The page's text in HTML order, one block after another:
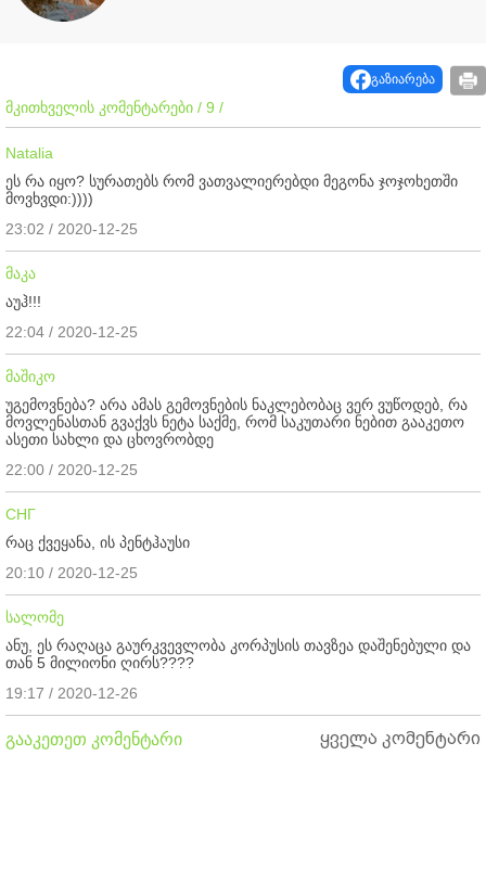
გაზიარება
მკითხველის კომენტარები / 9 /
Natalia
ეს რა იყო? სურათებს რომ ვათვალიერებდი მეგონა ჯოჯოხეთში
მოვხვდი:))))
23:02 / 2020-12-25
მაკა
აუჰ!!!
22:04 / 2020-12-25
მაშიკო
უგემოვნება? არა ამას გემოვნების ნაკლებობაც ვერ ვუწოდებ, რა
მოვლენასთან გვაქვს ნეტა საქმე, რომ საკუთარი ნებით გააკეთო
ასეთი სახლი და ცხოვრობდე
22:00 / 2020-12-25
СНГ
რაც ქვეყანა, ის პენტჰაუსი
20:10 / 2020-12-25
სალომე
ანუ, ეს რაღაცა გაურკვევლობა კორპუსის თავზეა დაშენებული და
თან 5 მილიონი ღირს????
19:17 / 2020-12-26
გააკეთეთ კომენტარი ყველა კომენტარი